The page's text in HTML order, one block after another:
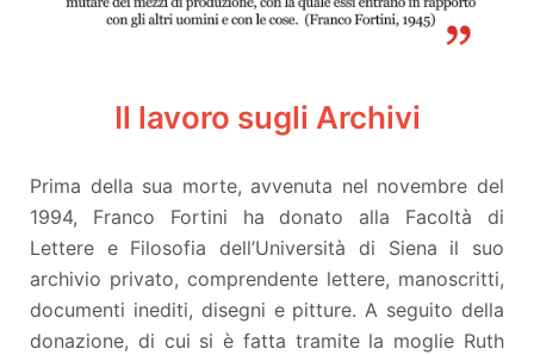
Il lavoro sugli Archivi
Prima della sua morte, avvenuta nel novembre del
1994, Franco Fortini ha donato alla Facoltà di
Lettere e Filosofia dell’Università di Siena il suo
archivio privato, comprendente lettere, manoscritti,
documenti inediti, disegni e pitture. A seguito della
donazione, di cui si è fatta tramite la moglie Ruth